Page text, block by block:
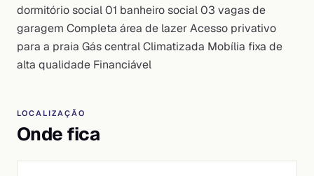
dormitório social 01 banheiro social 03 vagas de
garagem Completa área de lazer Acesso privativo
para a praia Gás central Climatizada Mobília fixa de
alta qualidade Financiável
LOCALIZAÇÃO
Onde fica